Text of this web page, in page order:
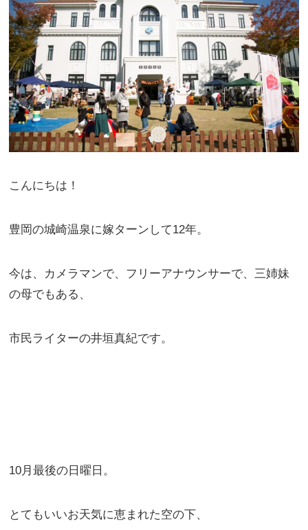
こんにちは！
豊岡の城崎温泉に嫁ターンして12年。
今は、カメラマンで、フリーアナウンサーで、三姉妹
の母でもある、
市民ライターの井垣真紀です。
10月最後の日曜日。
とてもいいお天気に恵まれた空の下、